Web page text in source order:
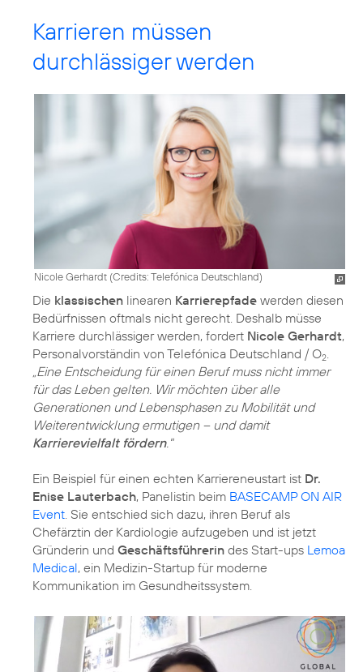
Karrieren müssen
durchlässiger werden
Nicole Gerhardt (Credits: Telefónica Deutschland)
Die klassischen linearen Karrierepfade werden diesen
Bedürfnissen oftmals nicht gerecht. Deshalb müsse
Karriere durchlässiger werden, fordert Nicole Gerhardt,
Personalvorständin von Telefónica Deutschland / O2.
„Eine Entscheidung für einen Beruf muss nicht immer
für das Leben gelten. Wir möchten über alle
Generationen und Lebensphasen zu Mobilität und
Weiterentwicklung ermutigen – und damit
Karrierevielfalt fördern."
Ein Beispiel für einen echten Karriereneustart ist Dr.
Enise Lauterbach, Panelistin beim BASECAMP ON AIR
Event. Sie entschied sich dazu, ihren Beruf als
Chefärztin der Kardiologie aufzugeben und ist jetzt
Gründerin und Geschäftsführerin des Start-ups Lemoa
Medical, ein Medizin-Startup für moderne
Kommunikation im Gesundheitssystem.